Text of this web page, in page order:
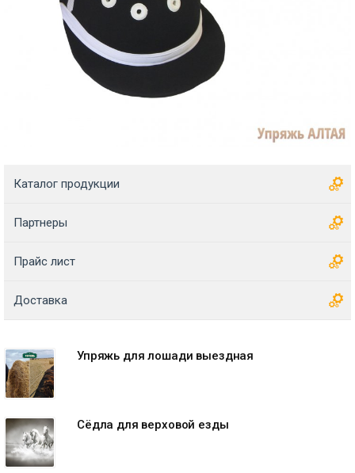
Каталог продукции
Партнеры
Прайс лист
Доставка
Упряжь для лошади выездная
Сёдла для верховой езды